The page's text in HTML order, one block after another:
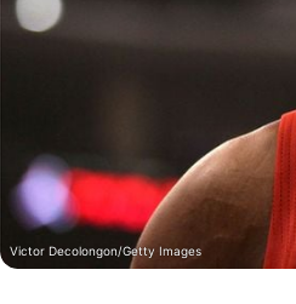
Victor Decolongon/Getty Images